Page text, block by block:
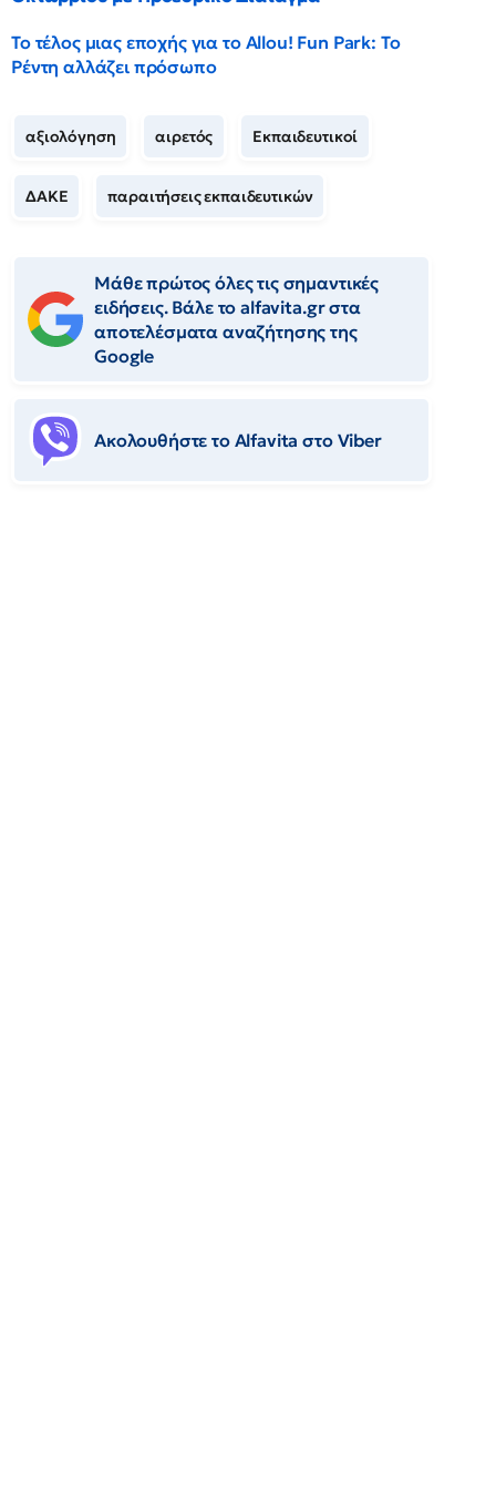
Το τέλος μιας εποχής για το Allou! Fun Park: Το
Ρέντη αλλάζει πρόσωπο
αξιολόγηση αιρετός Εκπαιδευτικοί
ΔΑΚΕ παραιτήσεις εκπαιδευτικών
Μάθε πρώτος όλες τις σημαντικές
ειδήσεις. Βάλε το alfavita.gr στα
αποτελέσματα αναζήτησης της
Google
Ακολουθήστε το Αlfavita στο Viber